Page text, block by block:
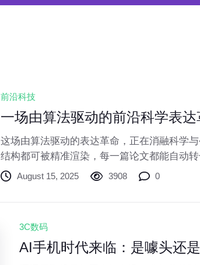
前沿科技
一场由算法驱动的前沿科学表达
这场由算法驱动的表达革命，正在消融科学
结构都可被精准渲染，每一篇论文都能自动
近现实。August 15, 2025 3908 0
3C数码
AI手机时代来临：是噱头还